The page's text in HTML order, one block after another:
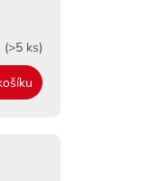
(>5 ks)